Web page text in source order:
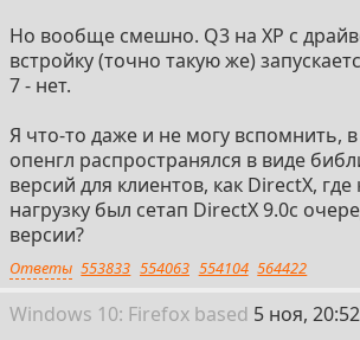
Но вообще смешно. Q3 на XP с
встройку (точно такую же)
7 - нет.
Я что-то даже и не могу вспомнить,
опенгл распространялся в виде
версий для клиентов, как DirectX,
нагрузку был сетап DirectX 9.0c
версии?
Ответы 553833 554063 554104 564422
Windows 10: Firefox based 43
5 ноя, 20:52